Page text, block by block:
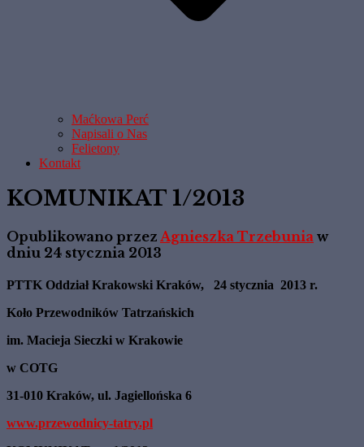
Maćkowa Perć
Napisali o Nas
Felietony
Kontakt
KOMUNIKAT 1/2013
Opublikowano przez Agnieszka Trzebunia w
dniu 24 stycznia 2013
PTTK Oddział Krakowski Kraków, 24 stycznia 2013 r.
Koło Przewodników Tatrzańskich
im. Macieja Sieczki w Krakowie
w COTG
31-010 Kraków, ul. Jagiellońska 6
www.przewodnicy-tatry.pl